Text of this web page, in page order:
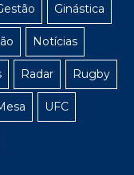
Ginástica
Notícias
Radar Rugby
UFC